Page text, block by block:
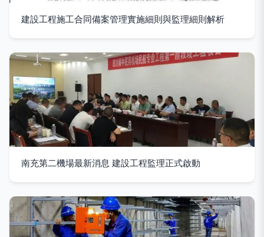
建設工程施工合同備案管理實施細則與監理細則解析
南充第二機場最新消息 建設工程監理正式啟動